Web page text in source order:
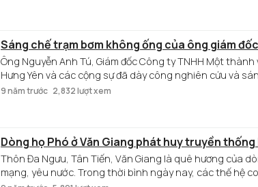
Sáng chế trạm bơm không ống của ông giám
Ông Nguyễn Anh Tú, Giám đốc Công ty TNHH Một
Hưng Yên và các cộng sự đã dày công nghiên cứu và
chế tiết kiệm vốn đầu tư, điện, có thể vận hành khi mực
9 năm trước 2,832 lượt xem
Dòng họ Phó ở Văn Giang phát huy truyền
Thôn Đa Ngưu, Tân Tiến, Văn Giang là quê hương của
mạng, yêu nước. Trong thời bình ngày nay, các thế hệ